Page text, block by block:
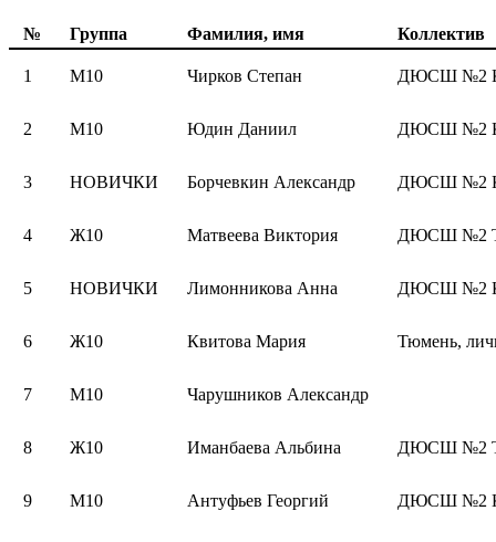
№ Группа Фамилия, имя Коллектив
1 М10 Чирков Степан ДЮСШ №2
2 М10 Юдин Даниил ДЮСШ №2
3 НОВИЧКИ Борчевкин Александр ДЮСШ №2
4 Ж10 Матвеева Виктория ДЮСШ №2
5 НОВИЧКИ Лимонникова Анна ДЮСШ №2
6 Ж10 Квитова Мария Тюмень,
7 М10 Чарушников Александр
8 Ж10 Иманбаева Альбина ДЮСШ №2
9 М10 Антуфьев Георгий ДЮСШ №2